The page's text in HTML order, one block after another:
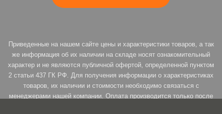
Приведенные на нашем сайте цены и характеристики товаров, а так
же информация об их наличии на складе носят ознакомительный
характер и не являются публичной офертой, определенной пунктом
2 статьи 437 ГК РФ. Для получения информации о характеристиках
товаров, их наличии и стоимости необходимо связаться с
менеджерами нашей компании. Оплата производится только после